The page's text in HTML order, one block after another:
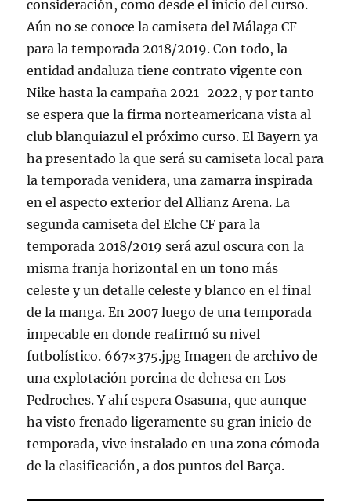
consideración, como desde el inicio del curso.
Aún no se conoce la camiseta del Málaga CF
para la temporada 2018/2019. Con todo, la
entidad andaluza tiene contrato vigente con
Nike hasta la campaña 2021-2022, y por tanto
se espera que la firma norteamericana vista al
club blanquiazul el próximo curso. El Bayern ya
ha presentado la que será su camiseta local para
la temporada venidera, una zamarra inspirada
en el aspecto exterior del Allianz Arena. La
segunda camiseta del Elche CF para la
temporada 2018/2019 será azul oscura con la
misma franja horizontal en un tono más
celeste y un detalle celeste y blanco en el final
de la manga. En 2007 luego de una temporada
impecable en donde reafirmó su nivel
futbolístico. 667×375.jpg Imagen de archivo de
una explotación porcina de dehesa en Los
Pedroches. Y ahí espera Osasuna, que aunque
ha visto frenado ligeramente su gran inicio de
temporada, vive instalado en una zona cómoda
de la clasificación, a dos puntos del Barça.